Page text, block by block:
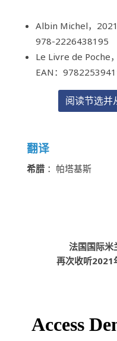
Albin Michel，2021
978-2226438195
Le Livre de Poche
EAN：
阅读节选并
翻译
希腊：帕塔基斯
法国国际
再次收听2021